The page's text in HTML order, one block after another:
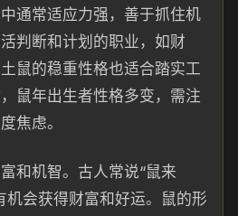
通常适应力强，善于抓住机
判断和计划的职业，如财
鼠的稳重性格也适合踏实工
鼠年出生者性格多变，需注
焦虑。
和机智。古人常说“鼠来
机会获得财富和好运。鼠的形